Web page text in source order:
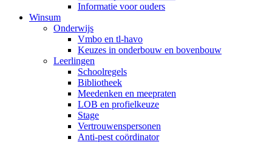
Informatie voor ouders
Winsum
Onderwijs
Vmbo en tl-havo
Keuzes in onderbouw en bovenbouw
Leerlingen
Schoolregels
Bibliotheek
Meedenken en meepraten
LOB en profielkeuze
Stage
Vertrouwenspersonen
Anti-pest coördinator